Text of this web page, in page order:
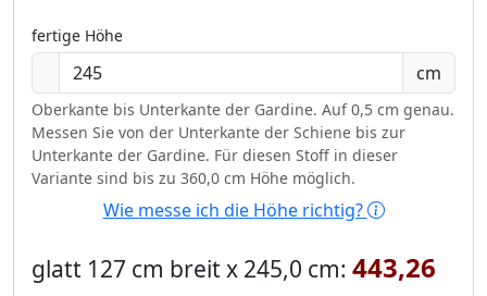
fertige Höhe
cm
Oberkante bis Unterkante der Gardine. Auf 0,5 cm genau.
Messen Sie von der Unterkante der Schiene bis zur
Unterkante der Gardine. Für diesen Stoff in dieser
Variante sind bis zu 360,0 cm Höhe möglich.
Wie messe ich die Höhe richtig?
glatt 127 cm breit x 245,0 cm: 443,26